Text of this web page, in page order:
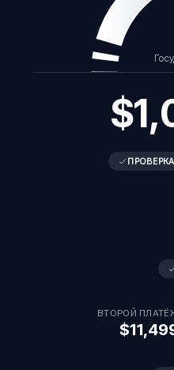
ВТОРОЙ